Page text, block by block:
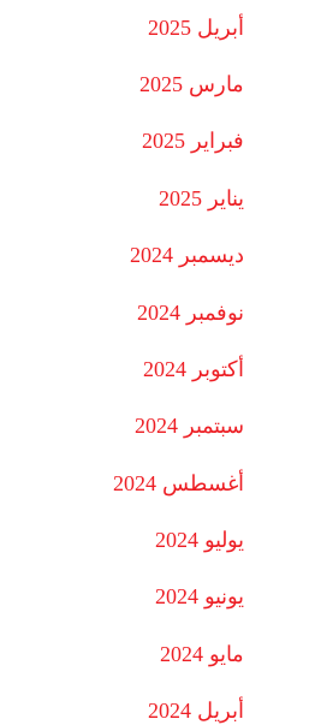
أبريل 2025
مارس 2025
فبراير 2025
يناير 2025
ديسمبر 2024
نوفمبر 2024
أكتوبر 2024
سبتمبر 2024
أغسطس 2024
يوليو 2024
يونيو 2024
مايو 2024
أبريل 2024